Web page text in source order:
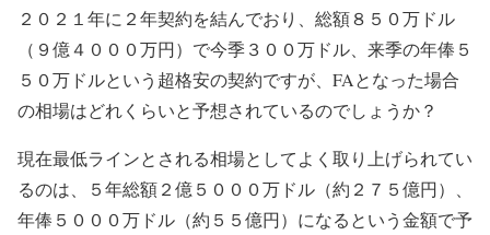
２０２１年に２年契約を結んでおり、総額８５０万ドル
（９億４０００万円）で今季３００万ドル、来季の年俸５
５０万ドルという超格安の契約ですが、FAとなった場合
の相場はどれくらいと予想されているのでしょうか？
現在最低ラインとされる相場としてよく取り上げられてい
るのは、５年総額２億５０００万ドル（約２７５億円）、
年俸５０００万ドル（約５５億円）になるという金額で予